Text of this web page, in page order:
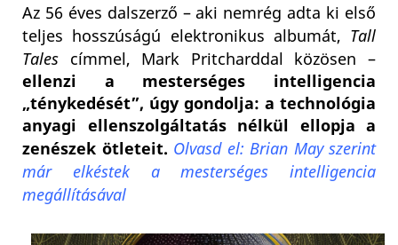
Az 56 éves dalszerző – aki nemrég adta ki első
teljes hosszúságú elektronikus albumát, Tall
Tales címmel, Mark Pritcharddal közösen –
ellenzi a mesterséges intelligencia
„ténykedését”, úgy gondolja: a technológia
anyagi ellenszolgáltatás nélkül ellopja a
zenészek ötleteit. Olvasd el: Brian May szerint
már elkéstek a mesterséges intelligencia
megállításával